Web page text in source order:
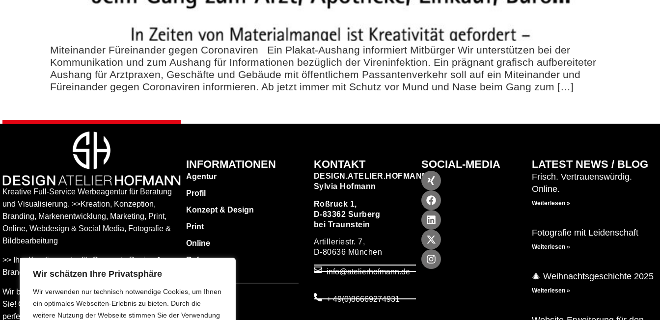
Wir schätzen Ihre Privatsphäre
Wir verwenden nur technisch notwendige Cookies, um Ihnen
ein optimales Webseiten-Erlebnis zu bieten. Durch die
weitere Nutzung der Webseite stimmen Sie der Verwendung
Miteinander Füreinander gegen Coronaviren Ein Plakat-Aushang informiert Mitbürger Wir unterstützen bei der
Kommunikation und zum Aushang für Informationen bezüglich der Vireninfektion. Ein prägnant grafisch aufbereiteter
Aushang für Arztpraxen, Geschäfte und Gebäude mit öffentlichem Passantenverkehr soll auf ein Miteinander und
Füreinander gegen Coronaviren informieren. Ab jetzt immer mit Schutz vor Mund und Nase beim Gang zum […]
Kreative Full-Service Werbeagentur für Beratung
und Visualisierung. >>Kreation, Konzeption,
Branding, Markenentwicklung, Marketing, Print,
Online, Web­design & Social Media, Fotografie &
Bildbear­bei­tung
>> Ihre Kreativagentur für Corporate Design &
Branding Entwicklung – ganz in Ihrer Nähe.
Wir beraten Sie umfassend – und freuen uns auf
Sie! Gemeinsam finden wird die Werbung, die
perfekt zu Ihnen passt.
INFORMATIONEN
Agentur
Profil
Konzept & Design
Print
Online
Referenzen
Impressum
Datenschutz
KONTAKT
DESIGN.ATELIER.HOFMANN
Sylvia Hofmann
Roßruck 1,
D-83362 Surberg
bei Traunstein
Artilleriestr. 7,
D-80636 München
info@atelierhofmann.de
+ 49(0)86669274931
SOCIAL-MEDIA LATEST NEWS / BLOG
Frisch. Vertrauenswürdig.
Online.
Weiterlesen »
Fotografie mit Leidenschaft
Weiterlesen »
🎄 Weihnachtsgeschichte 2025
Weiterlesen »